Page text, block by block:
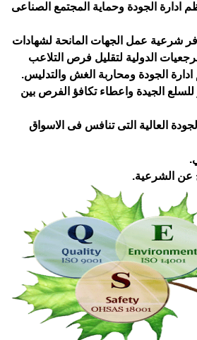
ادارة الجودة وحماية المجتمع الصناعى
شرعية عمل الجهات المانحة لشهادات
الدولية لتقليل فرص التلاعب
الجودة ومحاربة الغش والتدليس.
الجيدة واعطاء تكافؤ الفرص بين
العالية التى تنافس فى الاسواق
عن الشرعية.